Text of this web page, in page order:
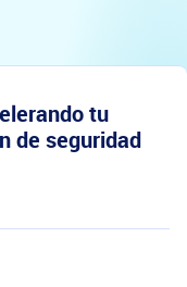
tu
de seguridad